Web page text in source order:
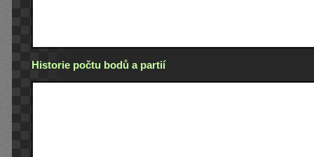
Historie počtu bodů a partií